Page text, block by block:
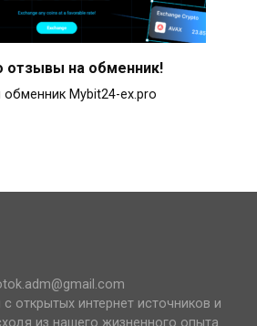
отзывы на обменник!
Mybit24-ex.pro
открытых интернет источников и
из нашего жизненного опыта.